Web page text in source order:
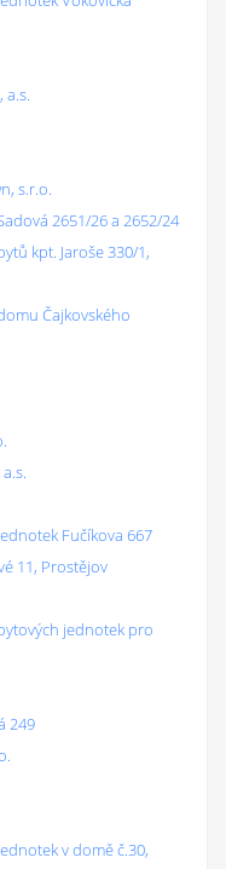
a.s.
s.r.o.
2651/26 a 2652/24
kpt. Jaroše 330/1,
Čajkovského
Fučíkova 667
11, Prostějov
jednotek pro
249
v domě č.30,